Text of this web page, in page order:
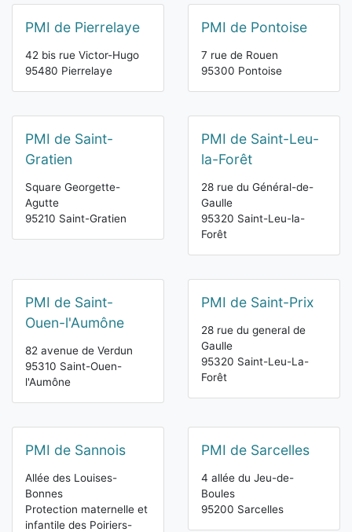
PMI de Pierrelaye
42 bis rue Victor-Hugo
95480 Pierrelaye
PMI de Pontoise
7 rue de Rouen
95300 Pontoise
PMI de Saint-
Gratien
Square Georgette-
Agutte
95210 Saint-Gratien
PMI de Saint-Leu-
la-Forêt
28 rue du Général-de-
Gaulle
95320 Saint-Leu-la-
Forêt
PMI de Saint-
Ouen-l'Aumône
82 avenue de Verdun
95310 Saint-Ouen-
l'Aumône
PMI de Saint-Prix
28 rue du general de
Gaulle
95320 Saint-Leu-La-
Forêt
PMI de Sannois
Allée des Louises-
Bonnes
Protection maternelle et
infantile des Poiriers-
PMI de Sarcelles
4 allée du Jeu-de-
Boules
95200 Sarcelles